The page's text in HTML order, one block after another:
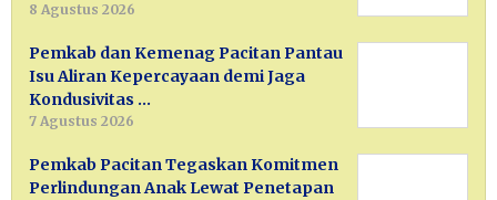
8 Agustus 2026
Pemkab dan Kemenag Pacitan Pantau
Isu Aliran Kepercayaan demi Jaga
Kondusivitas …
7 Agustus 2026
Pemkab Pacitan Tegaskan Komitmen
Perlindungan Anak Lewat Penetapan